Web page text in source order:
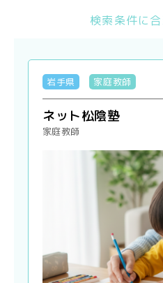
検索条件に
岩手県 家庭教師
ネット松陰塾
家庭教師